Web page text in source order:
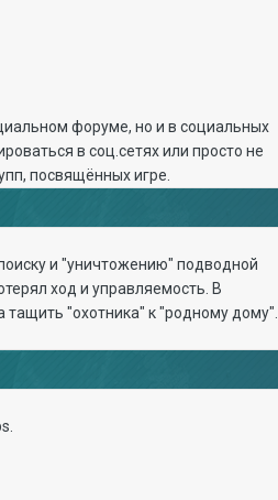
форуме, но и в социальных
в соц.сетях или просто не
посвящённых игре.
и "уничтожению" подводной
ход и управляемость. В
"охотника" к "родному дому"...